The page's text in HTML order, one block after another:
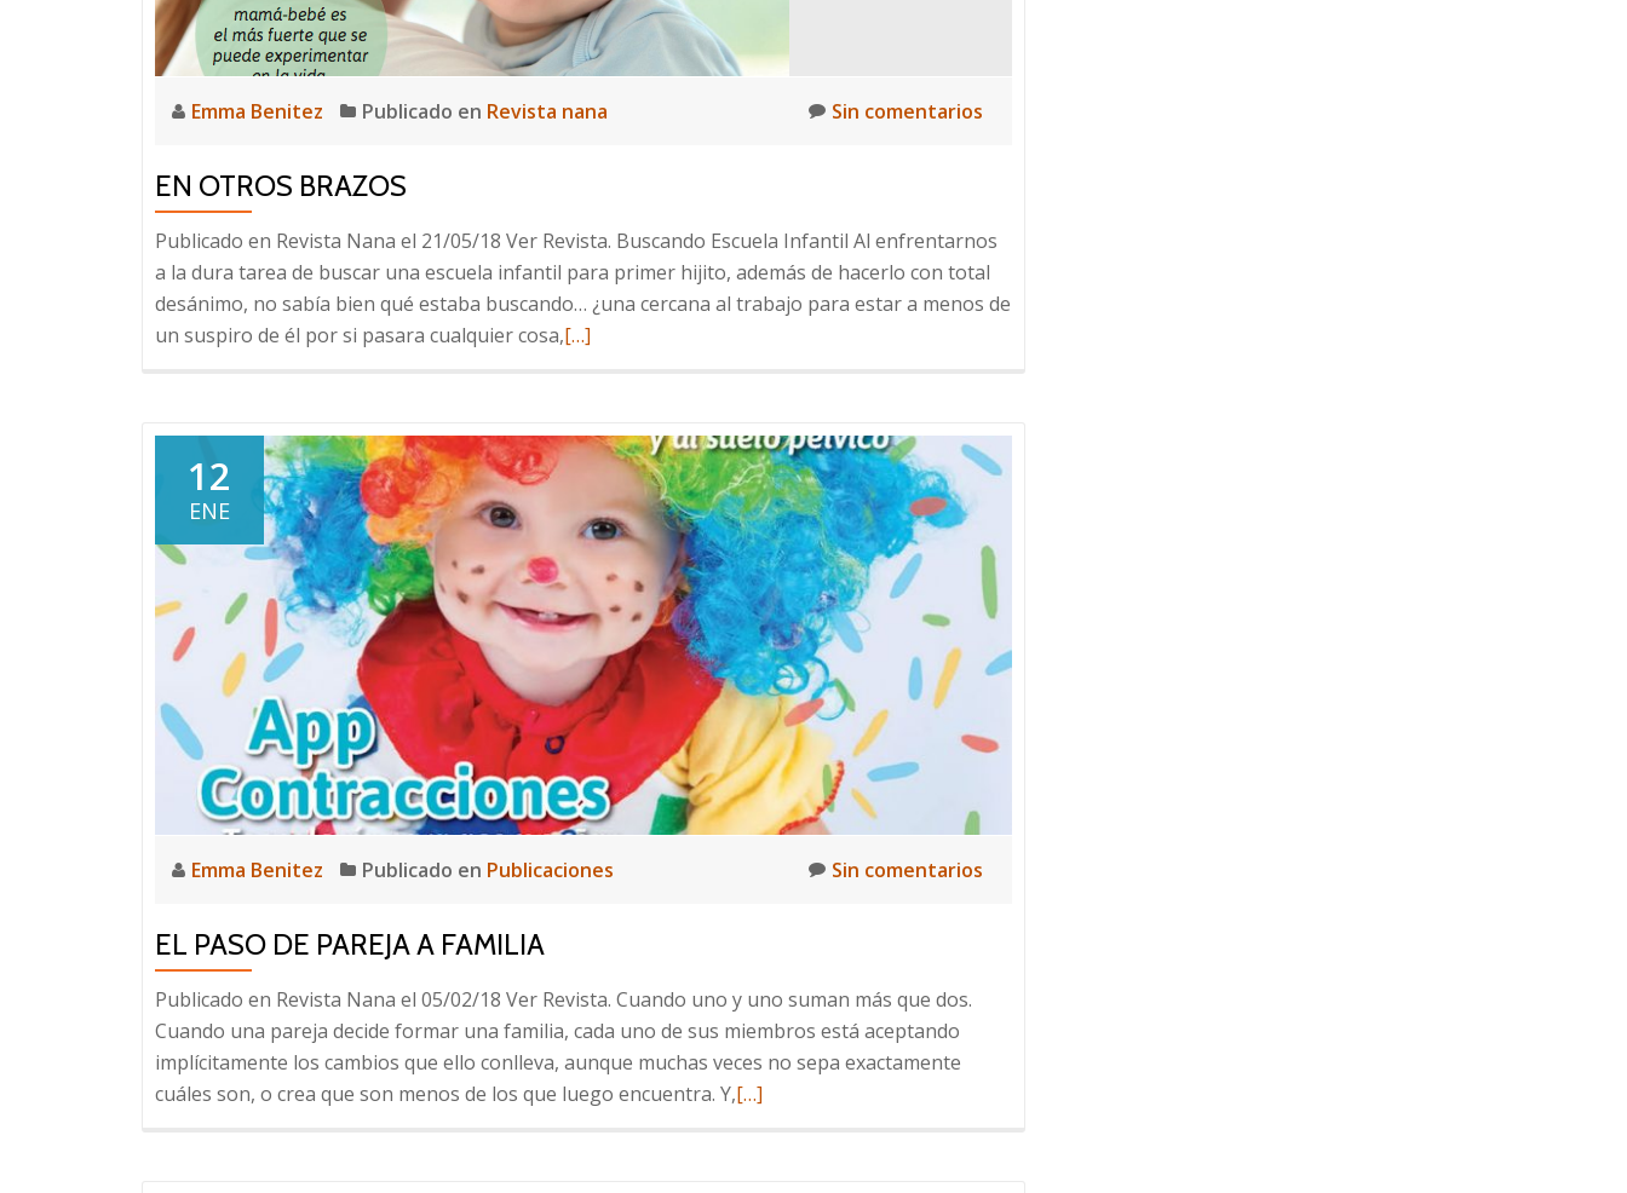
Emma Benitez Publicado en Revista nana Sin comentarios
EN OTROS BRAZOS
Publicado en Revista Nana el 21/05/18 Ver Revista. Buscando Escuela Infantil Al enfrentarnos
a la dura tarea de buscar una escuela infantil para primer hijito, además de hacerlo con total
desánimo, no sabía bien qué estaba buscando… ¿una cercana al trabajo para estar a menos de
un suspiro de él por si pasara cualquier cosa,Leer
Otros
[…]
12
ENE
Emma Benitez Publicado en Publicaciones Sin comentarios
EL PASO DE PAREJA A FAMILIA
Publicado en Revista Nana el 05/02/18 Ver Revista. Cuando uno y uno suman más que dos.
Cuando una pareja decide formar una familia, cada uno de sus miembros está aceptando
implícitamente los cambios que ello conlleva, aunque muchas veces no sepa exactamente
cuáles son, o crea que son menos de los que luego encuentra. Y,Leer
[…]